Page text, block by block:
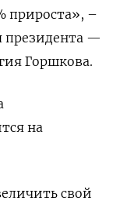
прироста», –
президента —
Горшкова.
на
свой